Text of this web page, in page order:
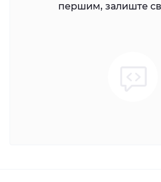
першим, залиште